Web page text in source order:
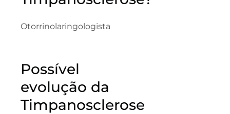
Otorrinolaringologista
Possível
evolução da
Timpanosclerose